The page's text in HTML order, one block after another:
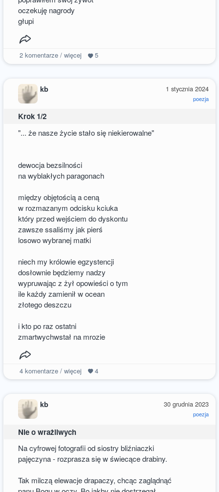
oczekuję nagrody
głupi
2komentarze / więcej 5
1 stycznia 2024
poezja
kb
Krok 1/2
"... że nasze życie stało się niekierowalne"
dewocja bezsilności
na wyblakłych paragonach
między objętością a ceną
w rozmazanym odcisku kciuka
który przed wejściem do dyskontu
zawsze ssaliśmy jak pierś
losowo wybranej matki
niech my królowie egzystencji
dosłownie będziemy nadzy
wypruwając z żył opowieści o tym
ile każdy zamienił w ocean
złotego deszczu
i kto po raz ostatni
zmartwychwstał na mrozie
4komentarze / więcej 4
30 grudnia 2023
poezja
kb
Nie o wrażliwych
Na cyfrowej fotografii od siostry bliźniaczki
pajęczyna - rozprasza się w świecące drabiny.
Tak milczą elewacje drapaczy, chcąc zaglądnąć